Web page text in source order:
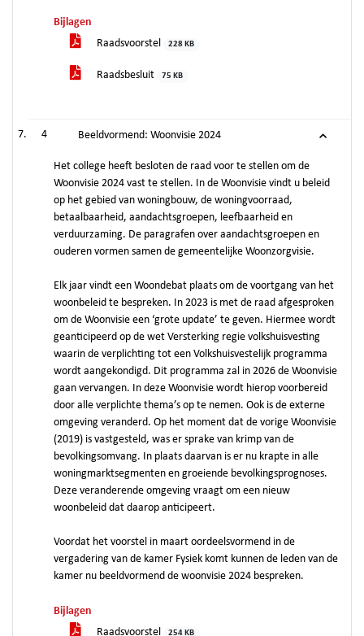
Bijlagen
Raadsvoorstel
228 KB
Raadsbesluit 75 KB
4 Beeldvormend: Woonvisie 2024
Het college heeft besloten de raad voor te stellen om de
Woonvisie 2024 vast te stellen. In de Woonvisie vindt u beleid
op het gebied van woningbouw, de woningvoorraad,
betaalbaarheid, aandachtsgroepen, leefbaarheid en
verduurzaming. De paragrafen over aandachtsgroepen en
ouderen vormen samen de gemeentelijke Woonzorgvisie.
Elk jaar vindt een Woondebat plaats om de voortgang van het
woonbeleid te bespreken. In 2023 is met de raad afgesproken
om de Woonvisie een ‘grote update’ te geven. Hiermee wordt
geanticipeerd op de wet Versterking regie volkshuisvesting
waarin de verplichting tot een Volkshuisvestelijk programma
wordt aangekondigd. Dit programma zal in 2026 de Woonvisie
gaan vervangen. In deze Woonvisie wordt hierop voorbereid
door alle verplichte thema’s op te nemen. Ook is de externe
omgeving veranderd. Op het moment dat de vorige Woonvisie
(2019) is vastgesteld, was er sprake van krimp van de
bevolkingsomvang. In plaats daarvan is er nu krapte in alle
woningmarktsegmenten en groeiende bevolkingsprognoses.
Deze veranderende omgeving vraagt om een nieuw
woonbeleid dat daarop anticipeert.
Voordat het voorstel in maart oordeelsvormend in de
vergadering van de kamer Fysiek komt kunnen de leden van de
kamer nu beeldvormend de woonvisie 2024 bespreken.
Bijlagen
Raadsvoorstel
254 KB